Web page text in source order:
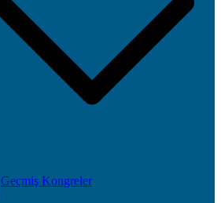
Geçmiş Kongreler